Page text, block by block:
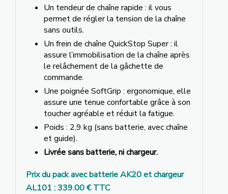
Un tendeur de chaîne rapide : il vous
permet de régler la tension de la chaîne
sans outils.
Un frein de chaîne QuickStop Super : il
assure l’immobilisation de la chaîne après
le relâchement de la gâchette de
commande.
Une poignée SoftGrip : ergonomique, elle
assure une tenue confortable grâce à son
toucher agréable et réduit la fatigue.
Poids : 2,9 kg (sans batterie, avec chaîne
et guide).
Livrée sans batterie, ni chargeur.
Prix du pack avec batterie AK20 et chargeur
AL101 : 339.00 € TTC